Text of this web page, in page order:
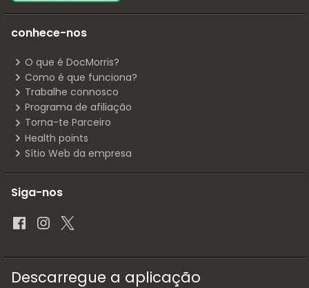
conhece-nos
O que é DocMorris?
Como é que funciona?
Trabalhe connosco
Programa de afiliação
Torna-te Parceiro
Health points
Sítio Web da empresa
Siga-nos
Descarregue a aplicação